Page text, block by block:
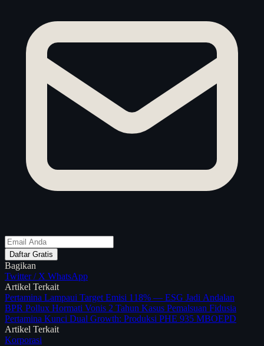
Daftar Gratis
Bagikan
Twitter / X WhatsApp
Artikel Terkait
Pertamina Lampaui Target Emisi 118% — ESG Jadi Andalan
BPR Pollux Hormati Vonis 2 Tahun Kasus Pemalsuan Fidusia
Pertamina Kunci Dual Growth: Produksi PHE 935 MBOEPD
Artikel Terkait
Korporasi